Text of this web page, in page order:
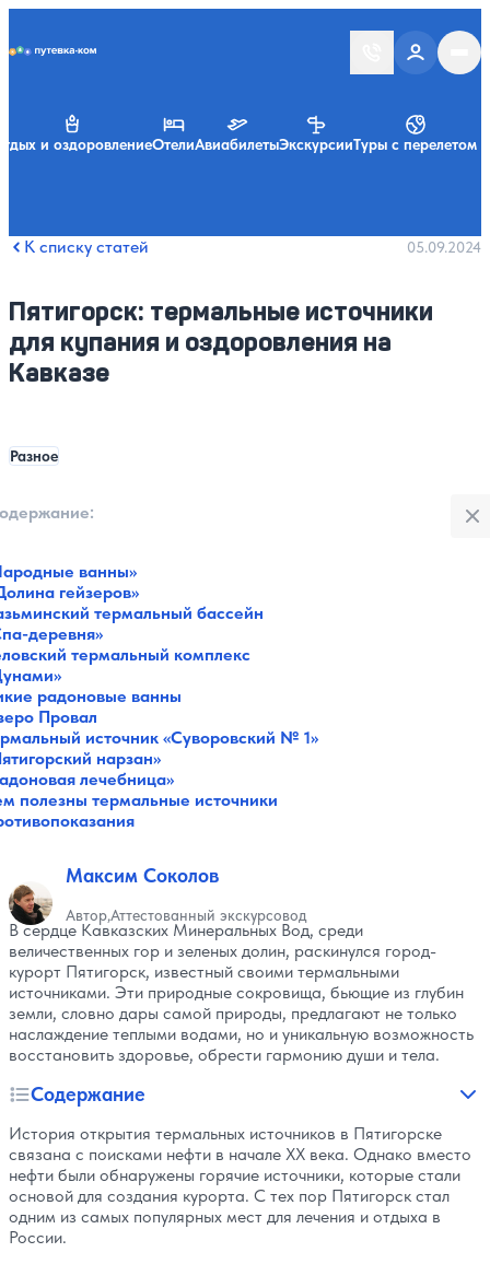
и оздоровлениеОтелиАвиабилетыЭкскурсииТуры с перелетом
Пятигорск: термальные источники
для купания и оздоровления на
Кавказе
К списку статей 05.09.2024
Разное
Все категории
Музеи
Галереи
Парки
Театры
Площади
Пляжи
Мосты
Горы
Разное
Зоопарки
Интересное в городах
Санатории
Реки и озера
Святые места
ванны»
гейзеров»
термальный бассейн
деревня»
термальный комплекс
радоновые ванны
Провал
источник «Суворовский № 1»
нарзан»
лечебница»
полезны термальные источники
Максим Соколов
АвторАттестованный экскурсовод
В сердце Кавказских Минеральных Вод, среди
величественных гор и зеленых долин, раскинулся город-
курорт Пятигорск, известный своими термальными
источниками. Эти природные сокровища, бьющие из глубин
земли, словно дары самой природы, предлагают не только
наслаждение теплыми водами, но и уникальную возможность
восстановить здоровье, обрести гармонию души и тела.
Содержание
История открытия термальных источников в Пятигорске
связана с поисками нефти в начале XX века. Однако вместо
нефти были обнаружены горячие источники, которые стали
основой для создания курорта. С тех пор Пятигорск стал
одним из самых популярных мест для лечения и отдыха в
России.